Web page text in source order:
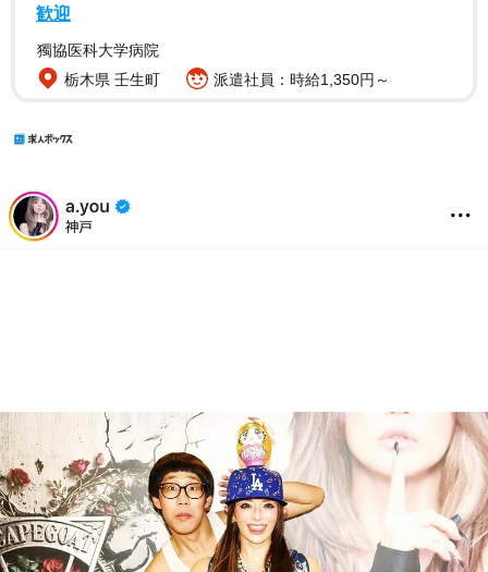
歓迎
獨協医科大学病院
栃木県 壬生町
派遣社員：時給1,350円～